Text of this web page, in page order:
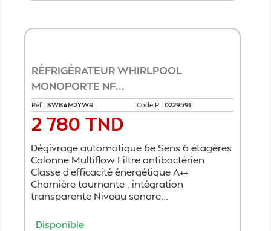
RÉFRIGÉRATEUR WHIRLPOOL
MONOPORTE NF...
Réf : SW8AM2YWR Code P : 0229591
Prix
2 780 TND
Dégivrage automatique 6e Sens 6 étagères
Colonne Multiflow Filtre antibactérien
Classe d'efficacité énergétique A++
Charnière tournante , intégration
transparente Niveau sonore...
Disponible